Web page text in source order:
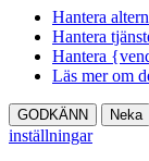
Hantera
Hantera
Hantera
Läs mer om
GODKÄNN Neka
inställningar